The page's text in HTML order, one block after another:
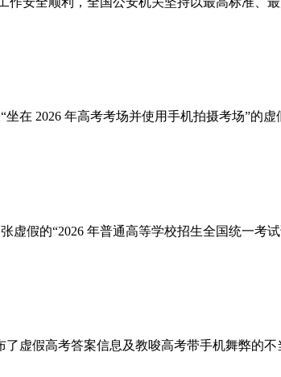
在 2026 年高考考场并使用手机拍摄考场”的
假的“2026 年普通高等学校招生全国统一考
虚假高考答案信息及教唆高考带手机舞弊的